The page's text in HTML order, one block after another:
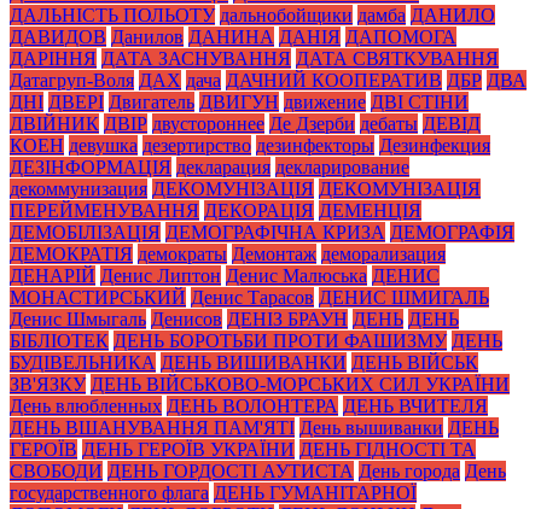
ДАЛЬНІСТЬ ПОЛЬОТУ дальнобойщики дамба ДАНИЛО
ДАВИДОВ Данилов ДАНИНА ДАНІЯ ДАПОМОГА
ДАРІННЯ ДАТА ЗАСНУВАННЯ ДАТА СВЯТКУВАННЯ
Датагруп-Воля ДАХ дача ДАЧНИЙ КООПЕРАТИВ ДБР ДВА
ДНІ ДВЕРІ Двигатель ДВИГУН движение ДВІ СТІНИ
ДВІЙНИК ДВІР двустороннее Де Дзерби дебаты ДЕВІД
КОЕН девушка дезертирство дезинфекторы Дезинфекция
ДЕЗІНФОРМАЦІЯ декларация декларирование
декоммунизация ДЕКОМУНІЗАЦІЯ ДЕКОМУНІЗАЦІЯ
ПЕРЕЙМЕНУВАННЯ ДЕКОРАЦІЯ ДЕМЕНЦІЯ
ДЕМОБІЛІЗАЦІЯ ДЕМОГРАФІЧНА КРИЗА ДЕМОГРАФІЯ
ДЕМОКРАТІЯ демократы Демонтаж деморализация
ДЕНАРІЙ Денис Липтон Денис Малюська ДЕНИС
МОНАСТИРСЬКИЙ Денис Тарасов ДЕНИС ШМИГАЛЬ
Денис Шмыгаль Денисов ДЕНІЗ БРАУН ДЕНЬ ДЕНЬ
БІБЛІОТЕК ДЕНЬ БОРОТЬБИ ПРОТИ ФАШИЗМУ ДЕНЬ
БУДІВЕЛЬНИКА ДЕНЬ ВИШИВАНКИ ДЕНЬ ВІЙСЬК
ЗВ'ЯЗКУ ДЕНЬ ВІЙСЬКОВО-МОРСЬКИХ СИЛ УКРАЇНИ
День влюбленных ДЕНЬ ВОЛОНТЕРА ДЕНЬ ВЧИТЕЛЯ
ДЕНЬ ВШАНУВАННЯ ПАМ'ЯТІ День вышиванки ДЕНЬ
ГЕРОЇВ ДЕНЬ ГЕРОЇВ УКРАЇНИ ДЕНЬ ГІДНОСТІ ТА
СВОБОДИ ДЕНЬ ГОРДОСТІ АУТИСТА День города День
государственного флага ДЕНЬ ГУМАНІТАРНОЇ